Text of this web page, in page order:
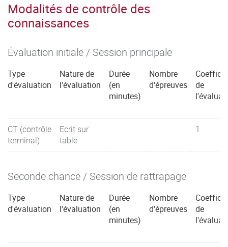
Modalités de contrôle des
connaissances
Évaluation initiale / Session principale
Type
d'évaluation
Nature de
l'évaluation
Durée
(en
minutes)
Nombre
d'épreuves
de
CT (contrôle
terminal)
Ecrit sur
table
1
Seconde chance / Session de rattrapage
Type
d'évaluation
Nature de
l'évaluation
Durée
(en
minutes)
Nombre
d'épreuves
de